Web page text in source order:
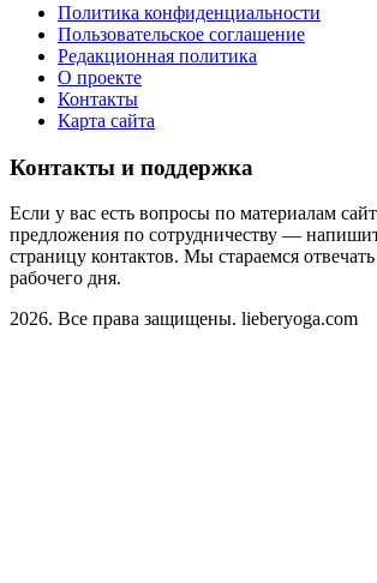
Политика конфиденциальности
Пользовательское соглашение
Редакционная политика
О проекте
Контакты
Карта сайта
Контакты и поддержка
Если у вас есть вопросы по материалам
предложения по сотрудничеству —
страницу контактов. Мы стараемся
рабочего дня.
2026. Все права защищены. lieberyoga.com